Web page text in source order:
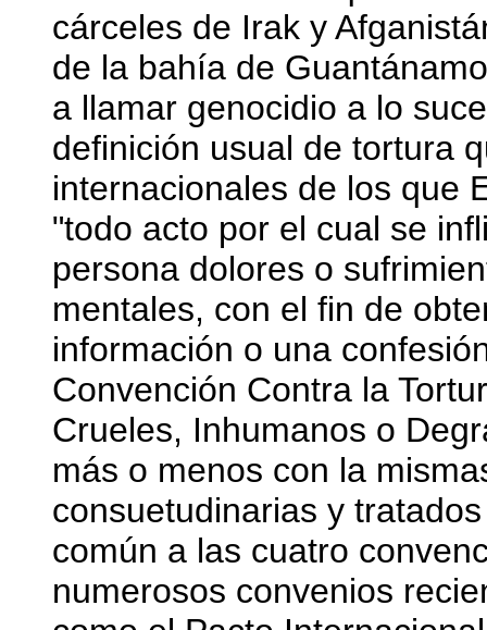
cárceles de Irak y
de la bahía de
a llamar genocidio a lo
definición usual de tortura
internacionales de los que
"todo acto por el cual se
persona dolores o
mentales, con el fin de
información o una
Convención Contra la
Crueles, Inhumanos o
más o menos con la
consuetudinarias y
común a las cuatro
numerosos convenios